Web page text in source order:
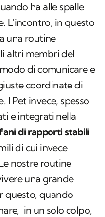
ha alle spalle
L’incontro, in questo
una routine
altri membri del
di comunicare e
coordinate di
I Pet invece, spesso
e integrati nella
di rapporti stabili
di cui invece
nostre routine
una grande
questo, quando
in un solo colpo,